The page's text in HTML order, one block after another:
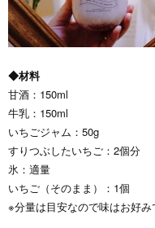
◆材料
甘酒：150ml
牛乳：150ml
いちごジャム：50g
すりつぶしたいちご：2個分
氷：適量
いちご（そのまま）：1個
※分量は目安なので味はお好